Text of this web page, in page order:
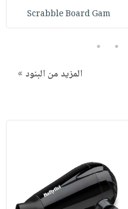
Scrabble Board Gam
4
5
المزيد من البنود »